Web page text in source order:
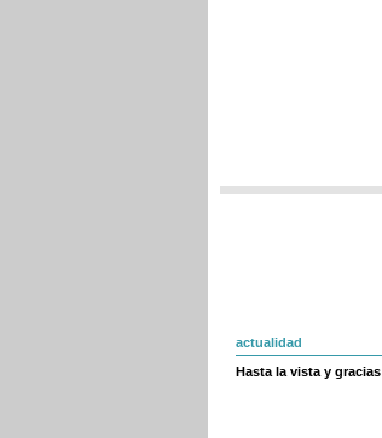
actualidad
Hasta la vista y gracias